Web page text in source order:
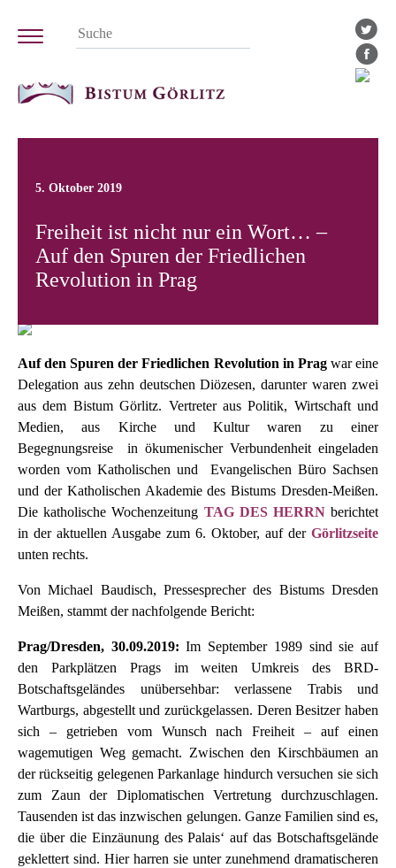
5. Oktober 2019
Freiheit ist nicht nur ein Wort… –
Auf den Spuren der Friedlichen
Revolution in Prag
Auf den Spuren der Friedlichen Revolution in Pragwar eine
Delegation aus zehn deutschen Diözesen, darunter waren zwei
aus dem Bistum Görlitz. Vertreter aus Politik, Wirtschaft und
Medien, aus Kirche und Kultur waren zu einer
Begegnungsreise in ökumenischer Verbundenheit eingeladen
worden vom Katholischen und Evangelischen Büro Sachsen
und der Katholischen Akademie des Bistums Dresden-Meißen.
Die katholische Wochenzeitung TAG DES HERRN berichtet
in der aktuellen Ausgabe zum 6. Oktober, auf der Görlitzseite
unten rechts.
Von Michael Baudisch, Pressesprecher des Bistums Dresden
Meißen, stammt der nachfolgende Bericht:
Prag/Dresden, 30.09.2019: Im September 1989 sind sie auf
den Parkplätzen Prags im weiten Umkreis des BRD-
Botschaftsgeländes unübersehbar: verlassene Trabis und
Wartburgs, abgestellt und zurückgelassen. Deren Besitzer haben
sich – getrieben vom Wunsch nach Freiheit – auf einen
wagemutigen Weg gemacht. Zwischen den Kirschbäumen an
der rückseitig gelegenen Parkanlage hindurch versuchen sie sich
zum Zaun der Diplomatischen Vertretung durchzuschlagen.
Tausenden ist das inzwischen gelungen. Ganze Familien sind es,
die über die Einzäunung des Palais‘ auf das Botschaftsgelände
geklettert sind. Hier harren sie unter zunehmend dramatischeren